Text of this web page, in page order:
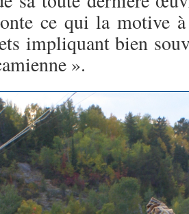
ce qui la motive
impliquant bien
».